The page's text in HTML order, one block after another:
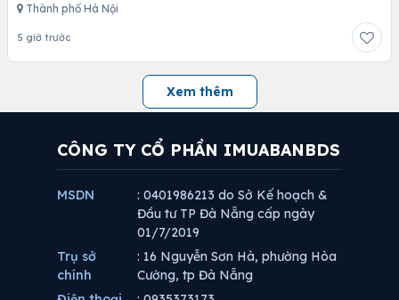
Thành phố Hà Nội
5 giờ trước
Xem thêm
CÔNG TY CỔ PHẦN IMUABANBDS
MSDN
: 0401986213 do Sở Kế hoạch &
Đầu tư TP Đà Nẵng cấp ngày
01/7/2019
Trụ sở
chính
: 16 Nguyễn Sơn Hà, phường Hòa
Cường, tp Đà Nẵng